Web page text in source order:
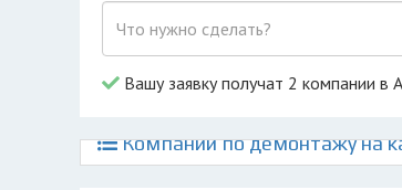
Вашу заявку получат 2 компании в
Компании по демонтажу на